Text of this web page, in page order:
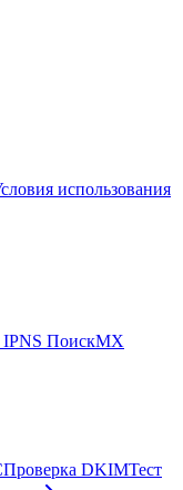
использования
NS ПоискMX
Проверка DKIMТест